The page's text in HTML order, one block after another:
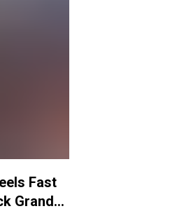
Fast
Grand